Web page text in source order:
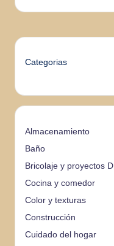
Categorias
Almacenamiento
Baño
Bricolaje y proyectos
Cocina y comedor
Color y texturas
Construcción
Cuidado del hogar